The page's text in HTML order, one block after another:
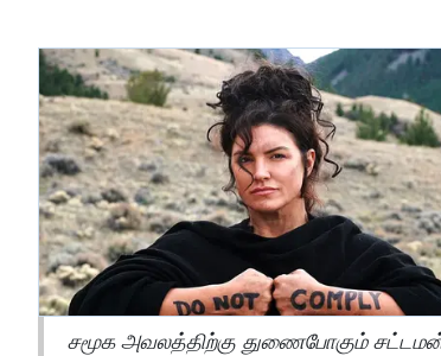
சமூக அவலத்திற்கு துணைபோகும்